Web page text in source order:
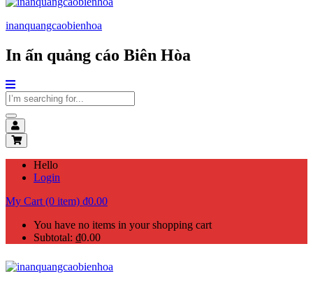
inanquangcaobienhoa
In ấn quảng cáo Biên Hòa
Hello
Login
My Cart (0 item) ₫0.00
You have no items in your shopping cart
Subtotal: ₫0.00